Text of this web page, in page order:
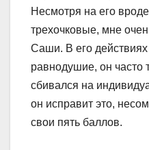
Несмотря на его
трехочковые, мне
Саши. В его действиях
равнодушие, он часто
сбивался на
он исправит это,
свои пять баллов.